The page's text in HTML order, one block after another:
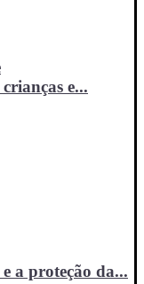
e...
a proteção da...